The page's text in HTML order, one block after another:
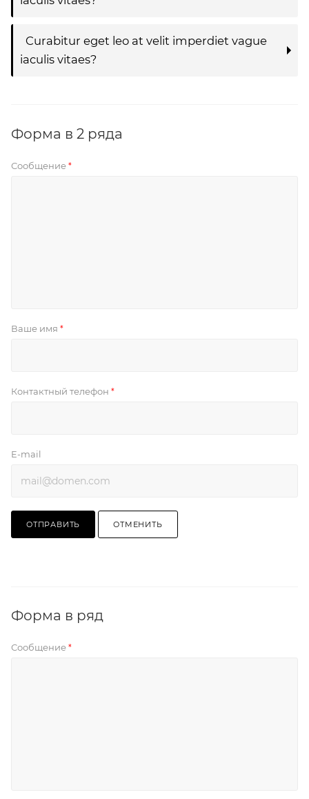
Curabitur eget leo at velit imperdiet vague
iaculis vitaes?
Форма в 2 ряда
Сообщение *
Ваше имя *
Контактный телефон *
E-mail
ОТПРАВИТЬ ОТМЕНИТЬ
Форма в ряд
Сообщение *